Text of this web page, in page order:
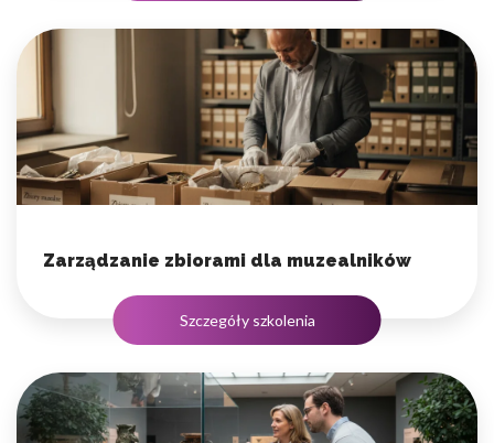
Zarządzanie zbiorami dla muzealników
Szczegóły szkolenia